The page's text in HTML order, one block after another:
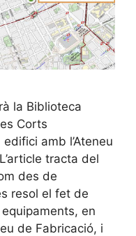
la Biblioteca
Corts
amb l’Ateneu
tracta del
des de
resol el fet de
en
de Fabricació, i